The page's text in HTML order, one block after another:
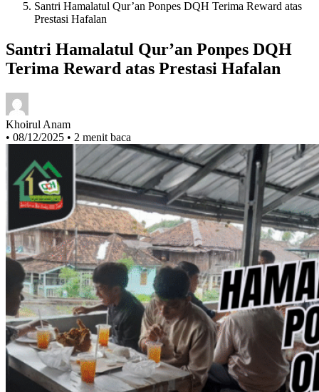
Santri Hamalatul Qur’an Ponpes DQH
Terima Reward atas Prestasi Hafalan
Khoirul Anam
• 08/12/2025